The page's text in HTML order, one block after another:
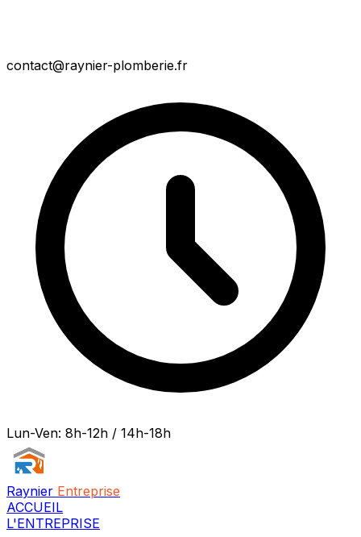
contact@raynier-plomberie.fr
Lun-Ven: 8h-12h / 14h-18h
Raynier Entreprise
ACCUEIL
L'ENTREPRISE